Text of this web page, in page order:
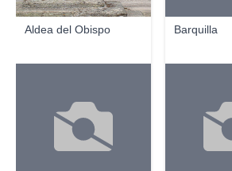
Aldea del Obispo Barquilla